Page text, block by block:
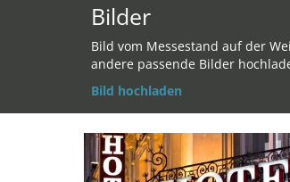
Bilder
Bild vom Messestand auf der
andere passende Bilder
Bild hochladen